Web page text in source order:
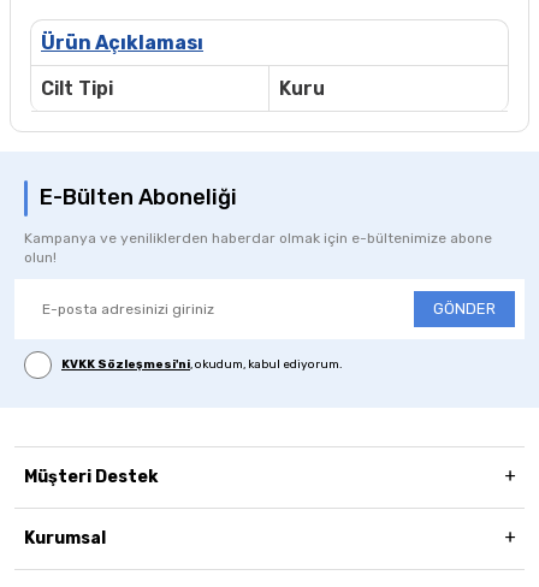
Ürün Açıklaması
Cilt Tipi
Kuru
E-Bülten Aboneliği
Kampanya ve yeniliklerden haberdar olmak için e-bültenimize abone
olun!
GÖNDER
KVKK Sözleşmesi'ni, okudum, kabul ediyorum.
Müşteri Destek
Kurumsal